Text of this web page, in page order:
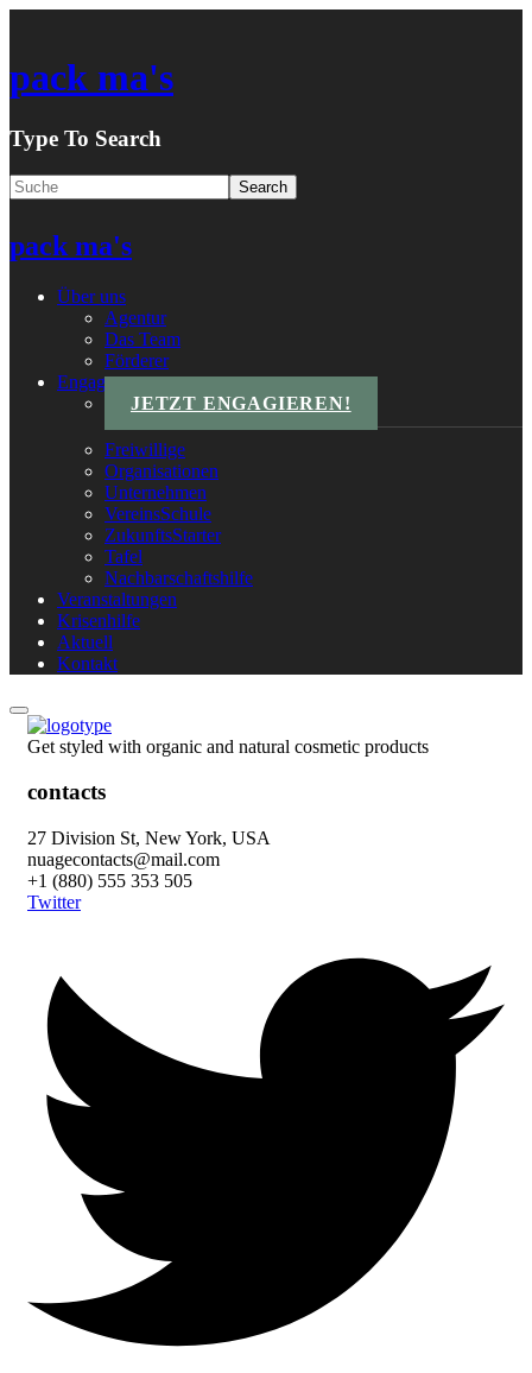
pack ma's
Type To Search
pack ma's
Über uns
Agentur
Das Team
Förderer
Engagements
JETZT ENGAGIEREN!
Freiwillige
Organisationen
Unternehmen
VereinsSchule
ZukunftsStarter
Tafel
Nachbarschaftshilfe
Veranstaltungen
Krisenhilfe
Aktuell
Kontakt
Get styled with organic and natural cosmetic products
contacts
27 Division St, New York, USA
nuagecontacts@mail.com
+1 (880) 555 353 505
Twitter